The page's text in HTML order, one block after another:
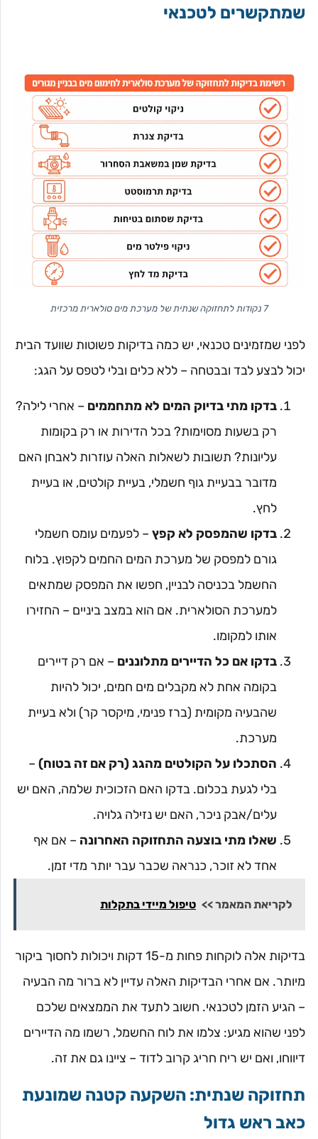
שמתקשרים לטכנאי
7 נקודות לתחזוקה שנתית של מערכת מים סולארית מרכזית
לפני שמזמינים טכנאי, יש כמה בדיקות פשוטות שוועד הבית
יכול לבצע לבד ובבטחה – ללא כלים ובלי לטפס על הגג:
בדקו מתי בדיוק המים לא מתחממים – אחרי לילה?
רק בשעות מסוימות? בכל הדירות או רק בקומות
עליונות? תשובות לשאלות האלה עוזרות לאבחן האם
מדובר בבעיית גוף חשמלי, בעיית קולטים, או בעיית
לחץ.
בדקו שהמפסק לא קפץ – לפעמים עומס חשמלי
גורם למפסק של מערכת המים החמים לקפוץ. בלוח
החשמל בכניסה לבניין, חפשו את המפסק שמתאים
למערכת הסולארית. אם הוא במצב ביניים – החזירו
אותו למקומו.
בדקו אם כל הדיירים מתלוננים – אם רק דיירים
בקומה אחת לא מקבלים מים חמים, יכול להיות
שהבעיה מקומית (ברז פנימי, מיקסר קר) ולא בעיית
מערכת.
הסתכלו על הקולטים מהגג (רק אם זה בטוח) –
בלי לגעת בכלום. בדקו האם הזכוכית שלמה, האם יש
עלים/אבק ניכר, האם יש נזילה גלויה.
שאלו מתי בוצעה התחזוקה האחרונה – אם אף
אחד לא זוכר, כנראה שכבר עבר יותר מדי זמן.
לקריאת המאמר >> טיפול מיידי בתקלות
בדיקות אלה לוקחות פחות מ-15 דקות ויכולות לחסוך ביקור
מיותר. אם אחרי הבדיקות האלה עדיין לא ברור מה הבעיה
– הגיע הזמן לטכנאי. חשוב לתעד את הממצאים שלכם
לפני שהוא מגיע: צלמו את לוח החשמל, רשמו מה הדיירים
דיווחו, ואם יש ריח חריג קרוב לדוד – ציינו גם את זה.
תחזוקה שנתית: השקעה קטנה שמונעת
כאב ראש גדול